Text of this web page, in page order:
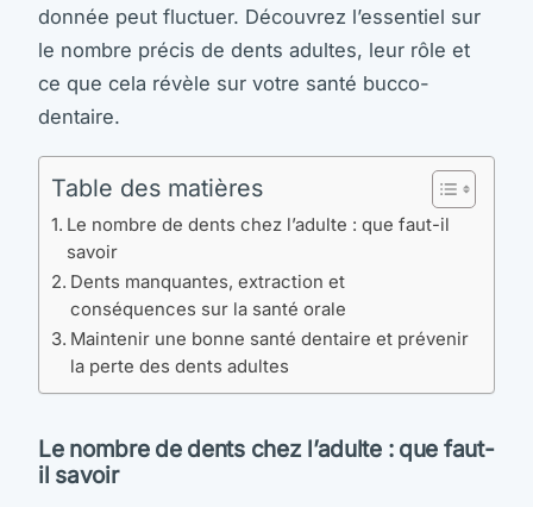
donnée peut fluctuer. Découvrez l’essentiel sur
le nombre précis de dents adultes, leur rôle et
ce que cela révèle sur votre santé bucco-
dentaire.
Table des matières
Le nombre de dents chez l’adulte : que faut-il
savoir
Dents manquantes, extraction et
conséquences sur la santé orale
Maintenir une bonne santé dentaire et prévenir
la perte des dents adultes
Le nombre de dents chez l’adulte : que faut-
il savoir